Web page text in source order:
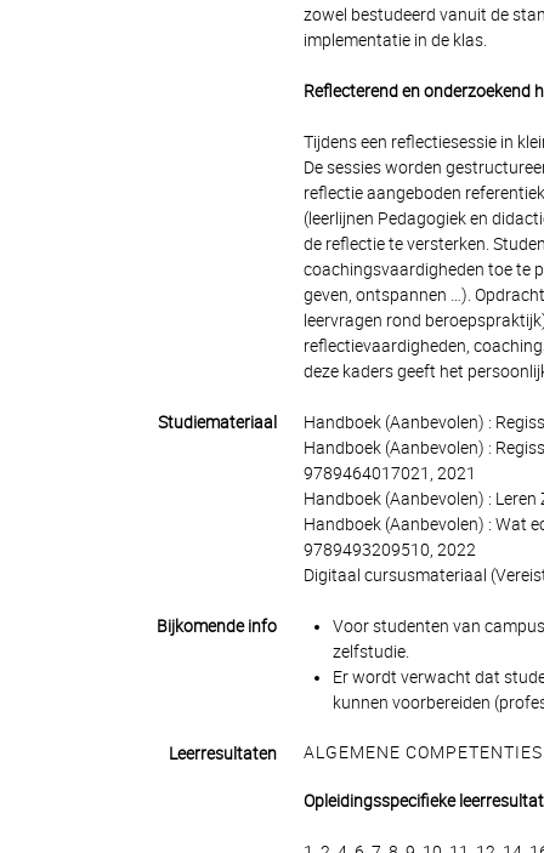
zowel bestudeerd vanuit de
implementatie in de klas.
Reflecterend en onderzoekend
Tijdens een reflectiesessie in
De sessies worden
reflectie aangeboden
(leerlijnen Pedagogiek en
de reflectie te versterken.
coachingsvaardigheden toe te
geven, ontspannen …).
leervragen rond
reflectievaardigheden,
deze kaders geeft het
Studiemateriaal
Handboek (Aanbevolen) :
Handboek (Aanbevolen) :
9789464017021, 2021
Handboek (Aanbevolen) :
Handboek (Aanbevolen) : Wat
9789493209510, 2022
Digitaal cursusmateriaal
Bijkomende info
Voor studenten van
zelfstudie.
Er wordt verwacht dat
kunnen voorbereiden
Leerresultaten ALGEMENE COMPETENTIES
Opleidingsspecifieke